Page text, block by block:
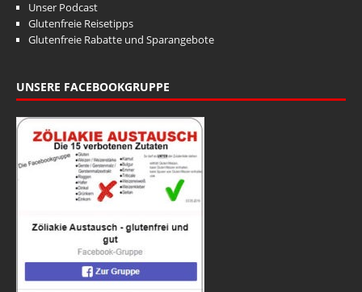
Unser Podcast
Glutenfreie Reisetipps
Glutenfreie Rabatte und Sparangebote
UNSERE FACEBOOKGRUPPE